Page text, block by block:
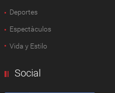
Deportes
Espectàculos
Vida y Estilo
Social